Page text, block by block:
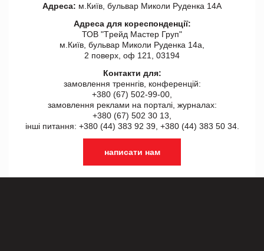
Адреса: м.Київ, бульвар Миколи Руденка 14А
Адреса для кореспонденції:
ТОВ "Tрейд Мастер Груп"
м.Київ, бульвар Миколи Руденка 14а,
2 поверх, оф 121, 03194
Контакти для:
замовлення треннгів, конференцій:
+380 (67) 502-99-00,
замовлення реклами на порталі, журналах:
+380 (67) 502 30 13,
інші питання: +380 (44) 383 92 39, +380 (44) 383 50 34.
написати нам